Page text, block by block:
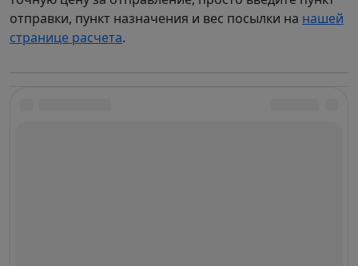
отправки, пункт назначения и вес посылки на нашей
странице расчета.